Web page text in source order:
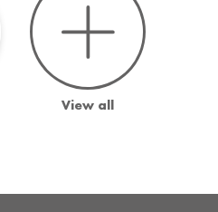
View all